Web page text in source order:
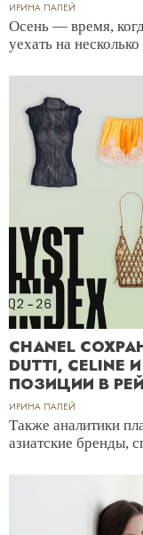
ИРИНА ПАЛЕЙ
Осень — время,
уехать на
CHANEL
DUTTI, CELINE
ПОЗИЦИИ В
ИРИНА ПАЛЕЙ
Также аналитики
азиатские бренды,